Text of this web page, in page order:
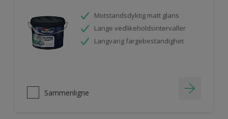
Motstandsdyktig matt glans
Lange vedlikeholdsintervaller
Langvarig fargebestandighet
Sammenligne